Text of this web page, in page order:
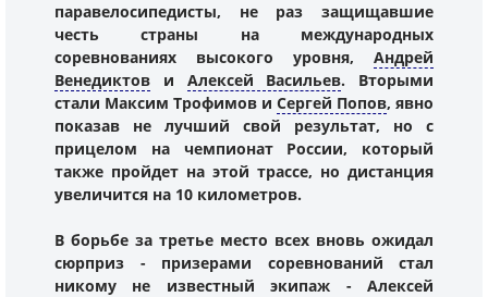
паравелосипедисты, не раз защищавшие
честь страны на международных
соревнованиях высокого уровня, Андрей
Венедиктов и Алексей Васильев. Вторыми
стали Максим Трофимов и Сергей Попов, явно
показав не лучший свой результат, но с
прицелом на чемпионат России, который
также пройдет на этой трассе, но дистанция
увеличится на 10 километров.
В борьбе за третье место всех вновь ожидал
сюрприз - призерами соревнований стал
никому не известный экипаж - Алексей